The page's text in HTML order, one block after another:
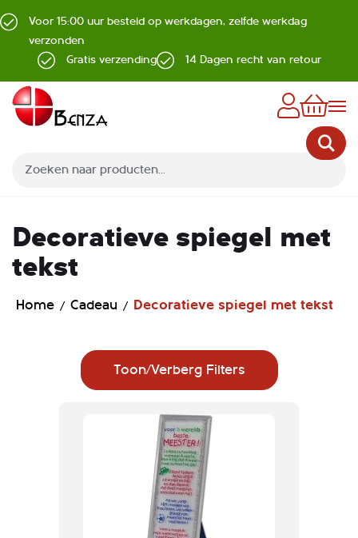
Voor 15:00 uur besteld op werkdagen, zelfde werkdag
verzonden
Gratis verzending
14 Dagen recht van retour
Decoratieve spiegel met
tekst
Home Cadeau Decoratieve spiegel met tekst
Toon/Verberg Filters